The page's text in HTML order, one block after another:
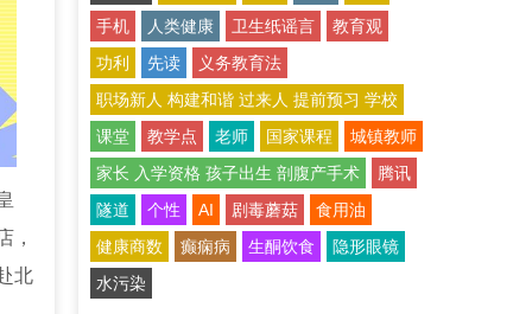
，
北
手机
人类健康 卫生纸谣言
教育观
功利
先读
义务教育法
职场新人 构建和谐 过来人 提前预习 学校
课堂
教学点 老师 国家课程
城镇教师
家长 入学资格 孩子出生 剖腹产手术
腾讯
隧道
个性 AI 剧毒蘑菇
食用油
健康商数
癫痫病 生酮饮食
隐形眼镜
水污染